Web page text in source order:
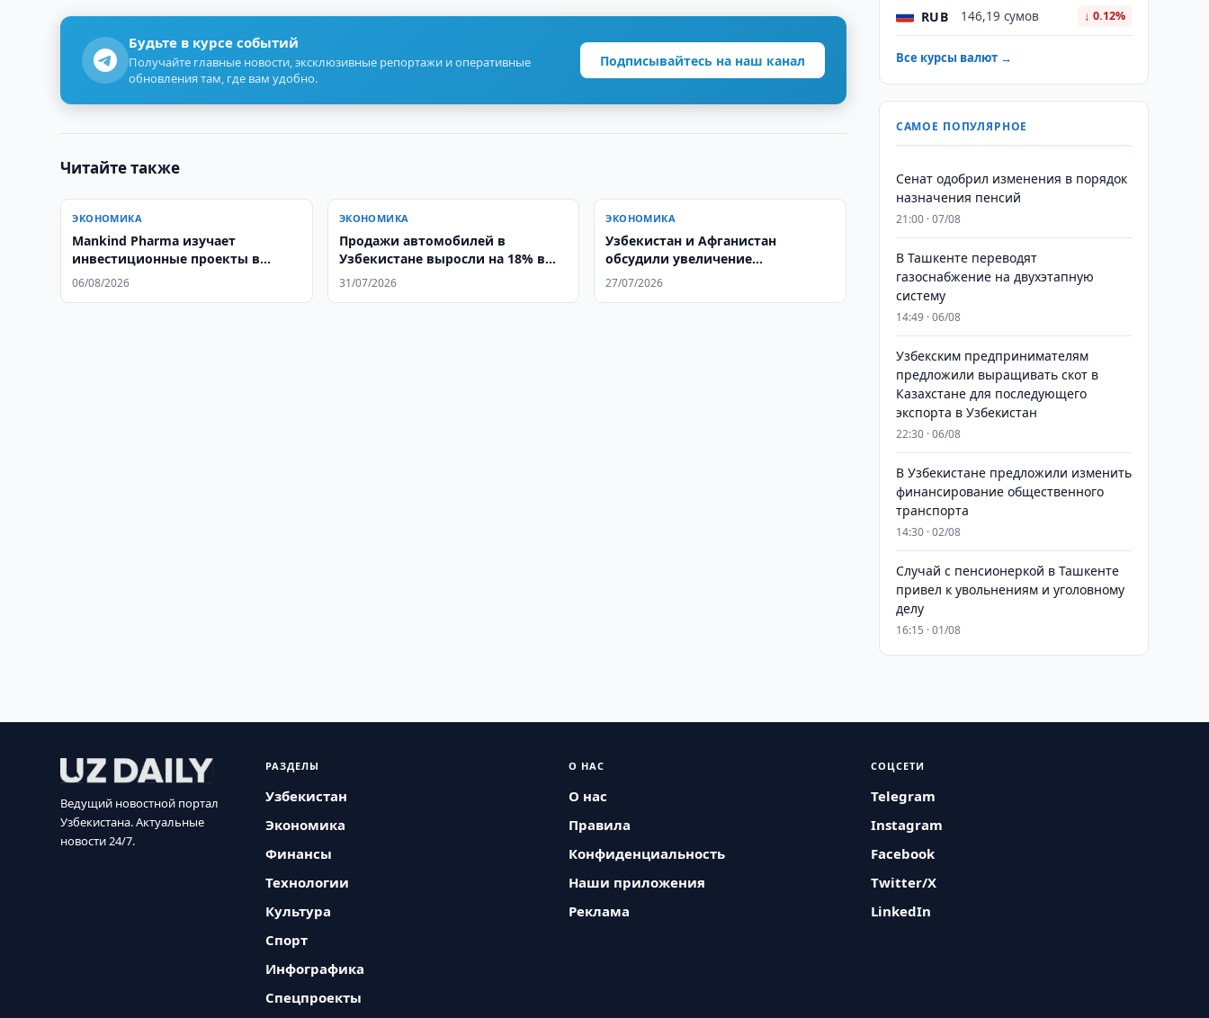
Будьте в курсе событий
Получайте главные новости, эксклюзивные репортажи и оперативные
обновления там, где вам удобно.
Подписывайтесь на наш канал
Читайте также
ЭКОНОМИКА
Mankind Pharma изучает
инвестиционные проекты в
Узбекистане
06/08/2026
ЭКОНОМИКА
Продажи автомобилей в
Узбекистане выросли на 18% в
июне
31/07/2026
ЭКОНОМИКА
Узбекистан и Афганистан
обсудили увеличение
товарооборота до $5 млрд.
27/07/2026
RUB 146,19 сумов ↓ 0.12%
Все курсы валют →
САМОЕ ПОПУЛЯРНОЕ
Сенат одобрил изменения в порядок
назначения пенсий
21:00 · 07/08
В Ташкенте переводят
газоснабжение на двухэтапную
систему
14:49 · 06/08
Узбекским предпринимателям
предложили выращивать скот в
Казахстане для последующего
экспорта в Узбекистан
22:30 · 06/08
В Узбекистане предложили изменить
финансирование общественного
транспорта
14:30 · 02/08
Случай с пенсионеркой в Ташкенте
привел к увольнениям и уголовному
делу
16:15 · 01/08
Ведущий новостной портал
Узбекистана. Актуальные
новости 24/7.
РАЗДЕЛЫ
Узбекистан
Экономика
Финансы
Технологии
Культура
Спорт
Инфографика
Спецпроекты
О НАС
О нас
Правила
Конфиденциальность
Наши приложения
Реклама
СОЦСЕТИ
Telegram
Instagram
Facebook
Twitter/X
LinkedIn